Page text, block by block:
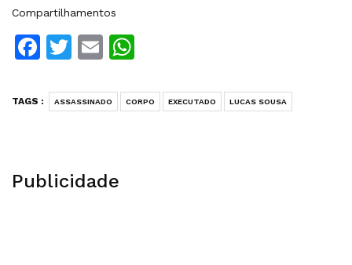
Compartilhamentos
Facebook
Twitter
Email
TAGS : ASSASSINADO CORPO EXECUTADO LUCAS SOUSA
Publicidade